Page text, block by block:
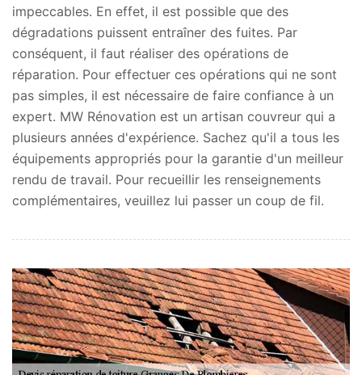
impeccables. En effet, il est possible que des
dégradations puissent entraîner des fuites. Par
conséquent, il faut réaliser des opérations de
réparation. Pour effectuer ces opérations qui ne sont
pas simples, il est nécessaire de faire confiance à un
expert. MW Rénovation est un artisan couvreur qui a
plusieurs années d'expérience. Sachez qu'il a tous les
équipements appropriés pour la garantie d'un meilleur
rendu de travail. Pour recueillir les renseignements
complémentaires, veuillez lui passer un coup de fil.